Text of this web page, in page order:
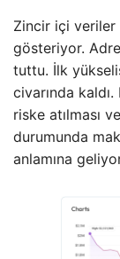
Zincir içi veriler
gösteriyor.
tuttu. İlk
civarında
riske atılması
durumunda
anlamına